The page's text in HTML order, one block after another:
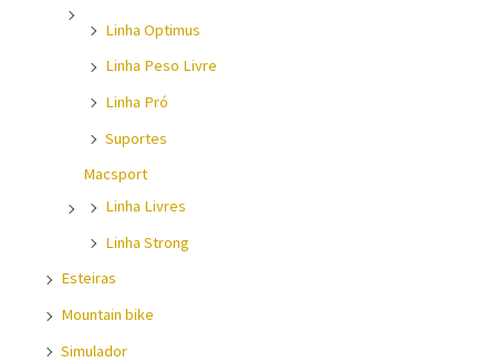
Linha Optimus
Linha Peso Livre
Linha Pró
Suportes
Macsport
Linha Livres
Linha Strong
Esteiras
Mountain bike
Simulador